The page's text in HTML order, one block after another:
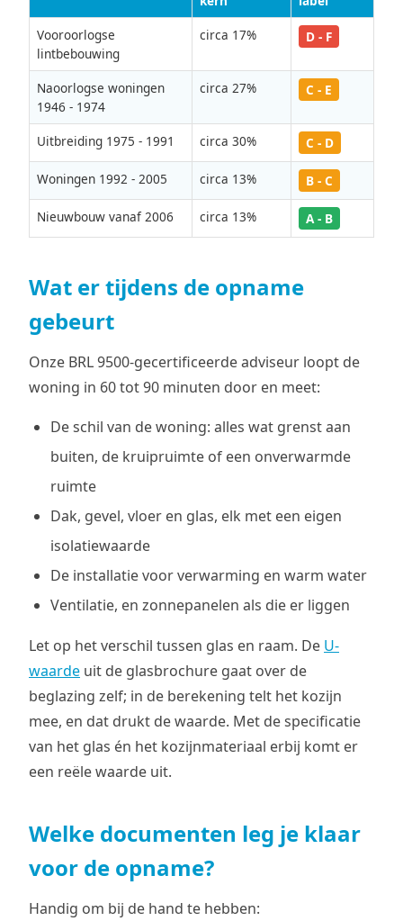
Vooroorlogse
lintbebouwing
circa 17% D - F
Naoorlogse woningen
1946 - 1974
circa 27% C - E
Uitbreiding 1975 - 1991 circa 30% C - D
Woningen 1992 - 2005 circa 13% B - C
Nieuwbouw vanaf 2006 circa 13% A - B
Wat er tijdens de opname
gebeurt
Onze BRL 9500-gecertificeerde adviseur loopt de
woning in 60 tot 90 minuten door en meet:
De schil van de woning: alles wat grenst aan
buiten, de kruipruimte of een onverwarmde
ruimte
Dak, gevel, vloer en glas, elk met een eigen
isolatiewaarde
De installatie voor verwarming en warm water
Ventilatie, en zonnepanelen als die er liggen
Let op het verschil tussen glas en raam. De U-
waarde uit de glasbrochure gaat over de
beglazing zelf; in de berekening telt het kozijn
mee, en dat drukt de waarde. Met de specificatie
van het glas én het kozijnmateriaal erbij komt er
een reële waarde uit.
Welke documenten leg je klaar
voor de opname?
Handig om bij de hand te hebben: